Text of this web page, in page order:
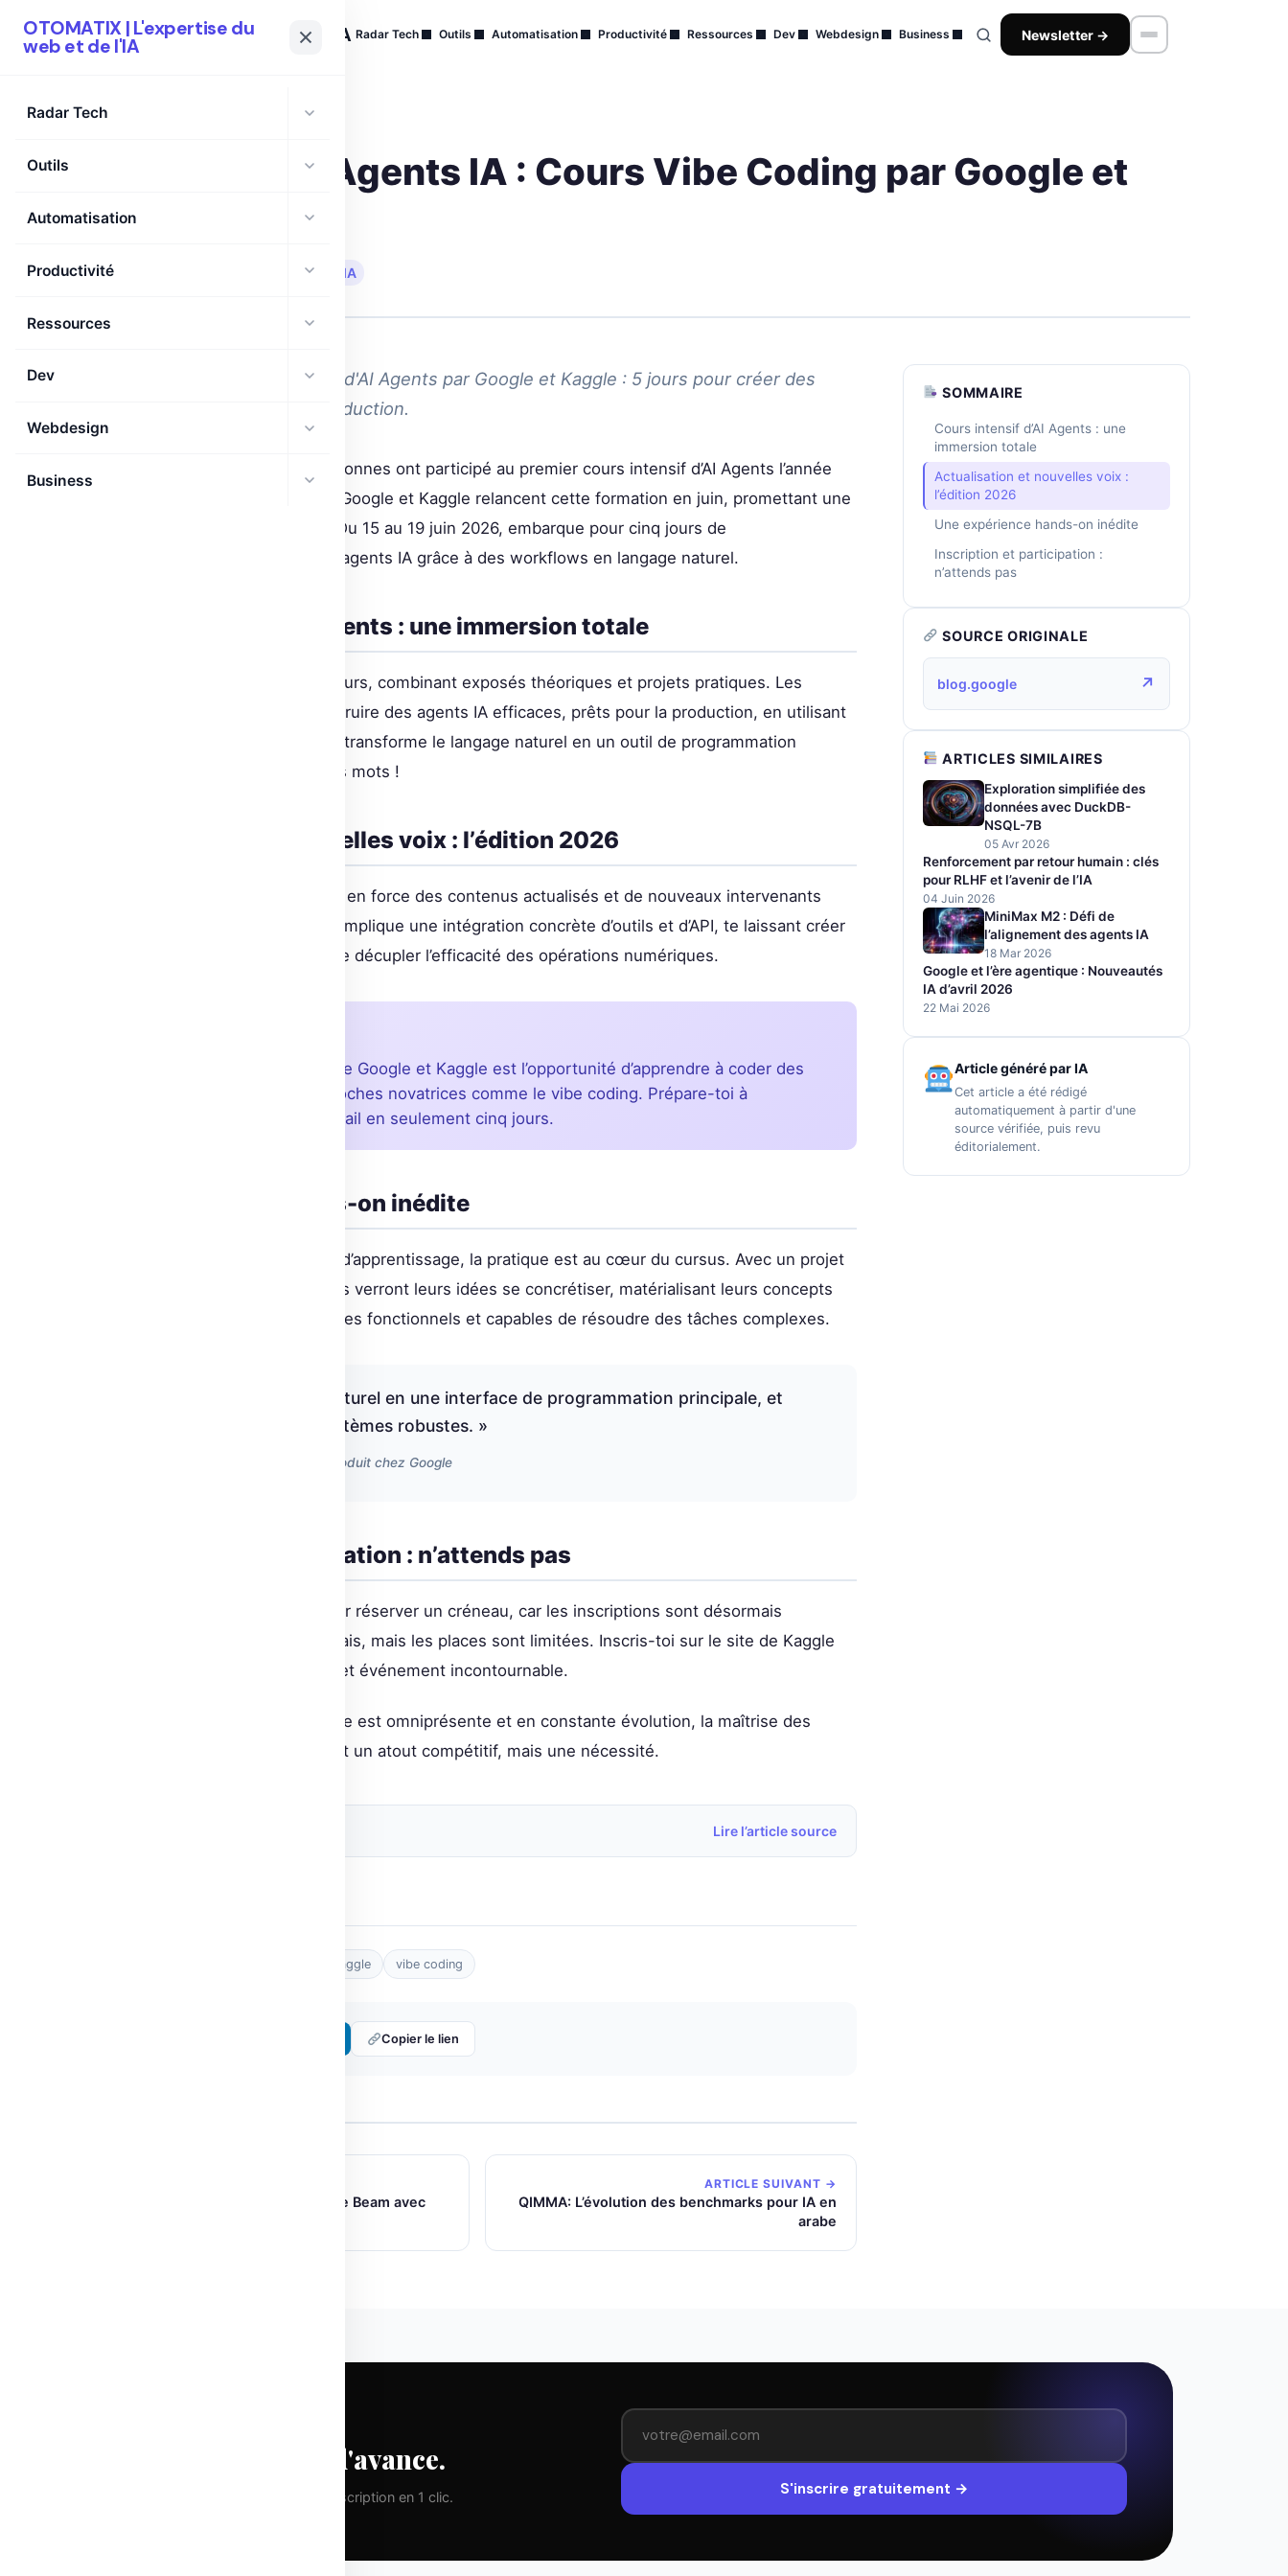
OTOMATIX| L'expertise du web et de l'IA Radar Tech Outils Automatisation Productivité Ressources Dev Webdesign Business Newsletter →
OTOMATIX | L'expertise du
web et de l'IA
Radar Tech
Outils
Automatisation
Productivité
Ressources
Dev
Webdesign
Business
Maîtrise des Agents IA : Cours Vibe Coding par Google et
Kaggle
🗓 22 Mai 2026 ⏱ 6 min de lecture· IA
Découvre le cours intensif d'AI Agents par Google et Kaggle : 5 jours pour créer des
agents IA prêts pour la production.
Plus d’un million et demi de personnes ont participé au premier cours intensif d’AI Agents l’année
dernière. Devant un tel succès, Google et Kaggle relancent cette formation en juin, promettant une
version mise à jour et enrichie. Du 15 au 19 juin 2026, embarque pour cinq jours de
perfectionnement en création d’agents IA grâce à des workflows en langage naturel.
Cours intensif d’AI Agents : une immersion totale
Le programme s’étale sur cinq jours, combinant exposés théoriques et projets pratiques. Les
participants apprendront à construire des agents IA efficaces, prêts pour la production, en utilisant
le ‘vibe coding’. Cette technique transforme le langage naturel en un outil de programmation
principal. Imagine coder avec tes mots !
Actualisation et nouvelles voix : l’édition 2026
Cet été, le cours enrichi ramène en force des contenus actualisés et de nouveaux intervenants
pour te guider. Chaque session implique une intégration concrète d’outils et d’API, te laissant créer
des agents dits ’10x’, capables de décupler l’efficacité des opérations numériques.
Le cours intensif AI Agents de Google et Kaggle est l’opportunité d’apprendre à coder des
agents IA 10x avec des approches novatrices comme le vibe coding. Prépare-toi à
révolutionner ton flux de travail en seulement cinq jours.
Une expérience hands-on inédite
Comme pour tout bon parcours d’apprentissage, la pratique est au cœur du cursus. Avec un projet
final de synthèse, les apprenants verront leurs idées se concrétiser, matérialisant leurs concepts
novateurs en systèmes robotiques fonctionnels et capables de résoudre des tâches complexes.
« Transforme le langage naturel en une interface de programmation principale, et
concrétise tes idées en systèmes robustes. »
Anant Nawalgaria, Responsable Produit chez Google
Inscription et participation : n’attends pas
Il est crucial de se précipiter pour réserver un créneau, car les inscriptions sont désormais
ouvertes. Ce cours n’a pas de frais, mais les places sont limitées. Inscris-toi sur le site de Kaggle
pour garantir ta participation à cet événement incontournable.
Dans un monde où la technologie est omniprésente et en constante évolution, la maîtrise des
agents IA devient non seulement un atout compétitif, mais une nécessité.
Lire l’article source
Kaggle vibe coding
Copier le lien
Optimisation des réunions Google Beam avec
ARTICLE SUIVANT →
QIMMA: L’évolution des benchmarks pour IA en
arabe
SOMMAIRE
Cours intensif d’AI Agents : une
immersion totale
Actualisation et nouvelles voix :
l’édition 2026
Une expérience hands-on inédite
Inscription et participation :
n’attends pas
SOURCE ORIGINALE
blog.google ↗
ARTICLES SIMILAIRES
Exploration simplifiée des
données avec DuckDB-
NSQL-7B
05 Avr 2026
Renforcement par retour humain : clés
pour RLHF et l’avenir de l’IA
04 Juin 2026
MiniMax M2 : Défi de
l’alignement des agents IA
18 Mar 2026
Google et l’ère agentique : Nouveautés
IA d’avril 2026
22 Mai 2026
Article généré par IA
Cet article a été rédigé
automatiquement à partir d'une
source vérifiée, puis revu
éditorialement.
Prenez une longueur d'avance.
Pas de spam. Que de la valeur pure. Désinscription en 1 clic. S'inscrire gratuitement →